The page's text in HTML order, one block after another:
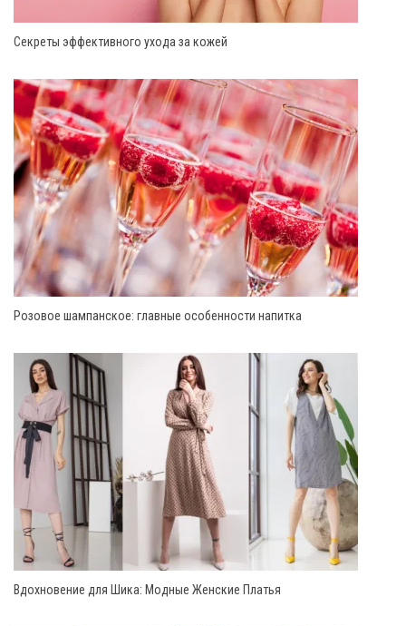
Секреты эффективного ухода за кожей
Розовое шампанское: главные особенности напитка
Вдохновение для Шика: Модные Женские Платья